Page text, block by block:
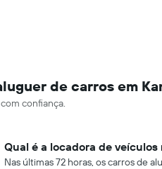
de carros em
confiança.
Qual é a locadora de
Nas últimas 72 horas, os carros de